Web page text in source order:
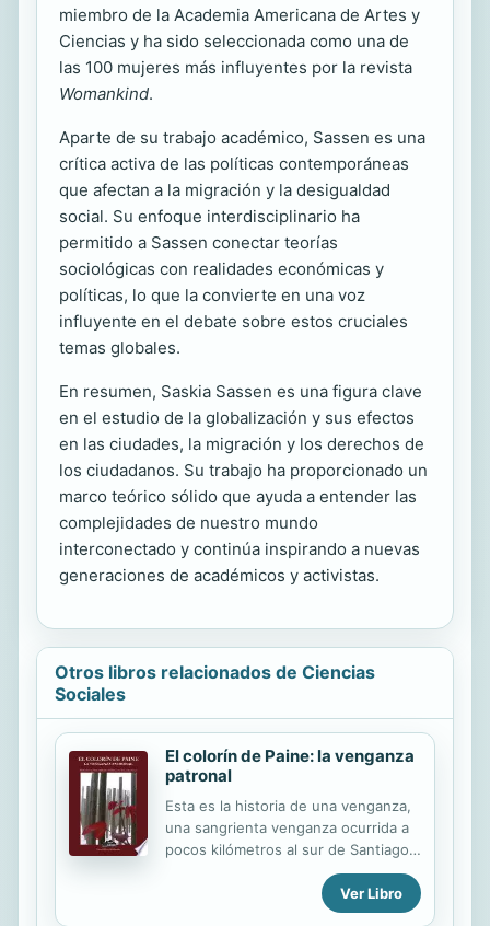
miembro de la Academia Americana de Artes y
Ciencias y ha sido seleccionada como una de
las 100 mujeres más influyentes por la revista
Womankind.
Aparte de su trabajo académico, Sassen es una
crítica activa de las políticas contemporáneas
que afectan a la migración y la desigualdad
social. Su enfoque interdisciplinario ha
permitido a Sassen conectar teorías
sociológicas con realidades económicas y
políticas, lo que la convierte en una voz
influyente en el debate sobre estos cruciales
temas globales.
En resumen, Saskia Sassen es una figura clave
en el estudio de la globalización y sus efectos
en las ciudades, la migración y los derechos de
los ciudadanos. Su trabajo ha proporcionado un
marco teórico sólido que ayuda a entender las
complejidades de nuestro mundo
interconectado y continúa inspirando a nuevas
generaciones de académicos y activistas.
Otros libros relacionados de Ciencias
Sociales
El colorín de Paine: la venganza
patronal
Esta es la historia de una venganza,
una sangrienta venganza ocurrida a
pocos kilómetros al sur de Santiago
durante la dictadura. Una seguidilla
de crímenes ejecutados por
carabineros y militares con la
Ver Libro